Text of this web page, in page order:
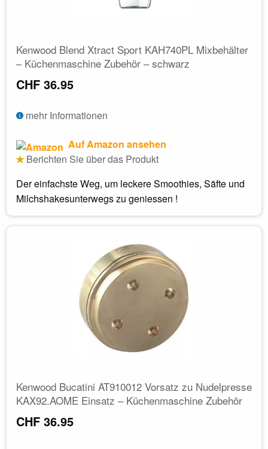
Kenwood Blend Xtract Sport KAH740PL Mixbehälter
– Küchenmaschine Zubehör – schwarz
CHF 36.95
mehr Informationen
Auf Amazon ansehen
Berichten Sie über das Produkt
Der einfachste Weg, um leckere Smoothies, Säfte und
Milchshakesunterwegs zu geniessen !
Kenwood Bucatini AT910012 Vorsatz zu Nudelpresse
KAX92.AOME Einsatz – Küchenmaschine Zubehör
CHF 36.95